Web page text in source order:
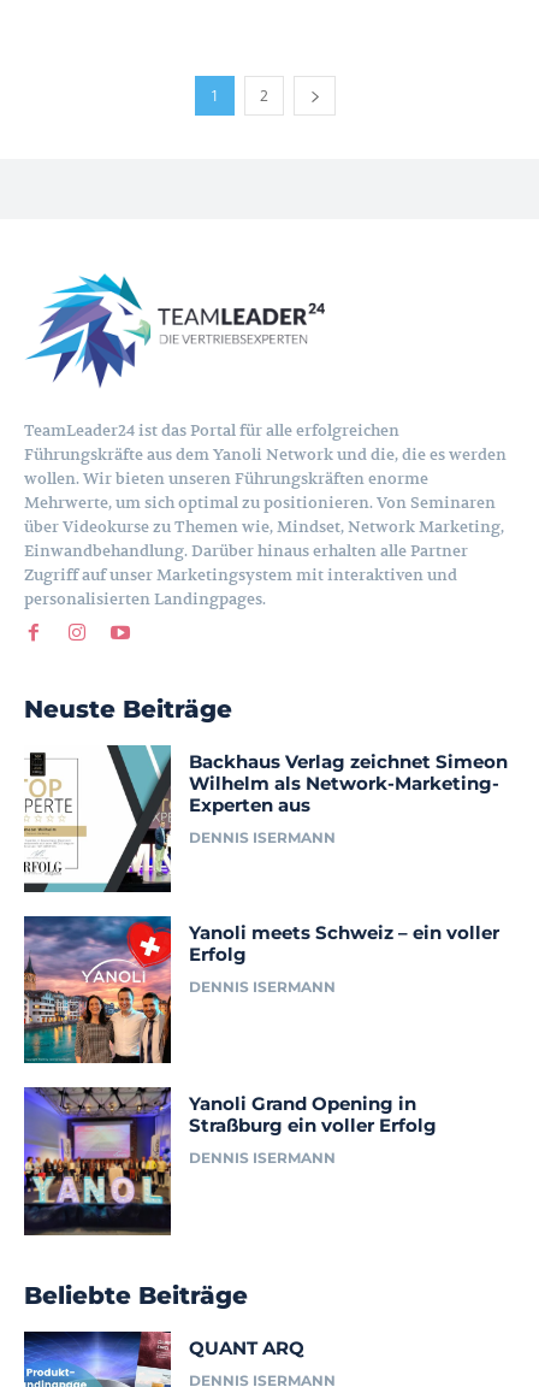
1 2
TeamLeader24 ist das Portal für alle erfolgreichen
Führungskräfte aus dem Yanoli Network und die, die es werden
wollen. Wir bieten unseren Führungskräften enorme
Mehrwerte, um sich optimal zu positionieren. Von Seminaren
über Videokurse zu Themen wie, Mindset, Network Marketing,
Einwandbehandlung. Darüber hinaus erhalten alle Partner
Zugriff auf unser Marketingsystem mit interaktiven und
personalisierten Landingpages.
Neuste Beiträge
Backhaus Verlag zeichnet Simeon
Wilhelm als Network-Marketing-
Experten aus
DENNIS ISERMANN
Yanoli meets Schweiz – ein voller
Erfolg
DENNIS ISERMANN
Yanoli Grand Opening in
Straßburg ein voller Erfolg
DENNIS ISERMANN
Beliebte Beiträge
QUANT ARQ
DENNIS ISERMANN